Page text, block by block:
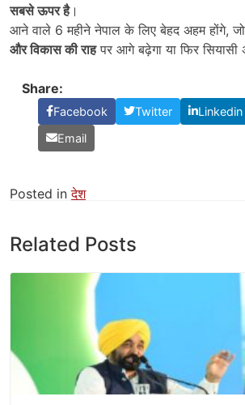
सबसे ऊपर है।
आने वाले 6 महीने नेपाल के लिए बेहद अहम होंगे,
और विकास की राहपर आगे बढ़ेगा या फिर सियासी
Share:
Facebook Twitter Linkedin
Email
Posted inदेश
Related Posts